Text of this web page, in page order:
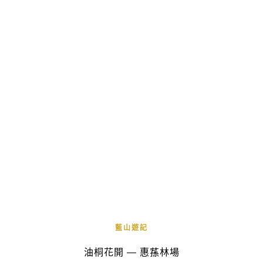
藍山遊記
油桐花開 — 惠蓀林場